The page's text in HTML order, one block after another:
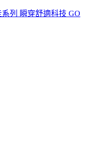
列 瞬穿舒適科技 GO